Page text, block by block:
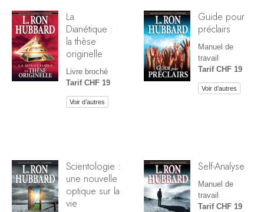
La
Dianétique :
la thèse
originelle
Livre broché
Tarif CHF 19
Voir d’autres
Guide pour
préclairs
Manuel de
travail
Tarif CHF 19
Voir d’autres
Scientologie :
une nouvelle
optique sur la
vie
Self-Analyse
Manuel de
travail
Tarif CHF 19